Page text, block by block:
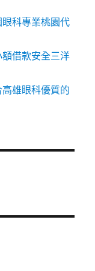
科專業桃園代
借款安全三洋
雄眼科優質的